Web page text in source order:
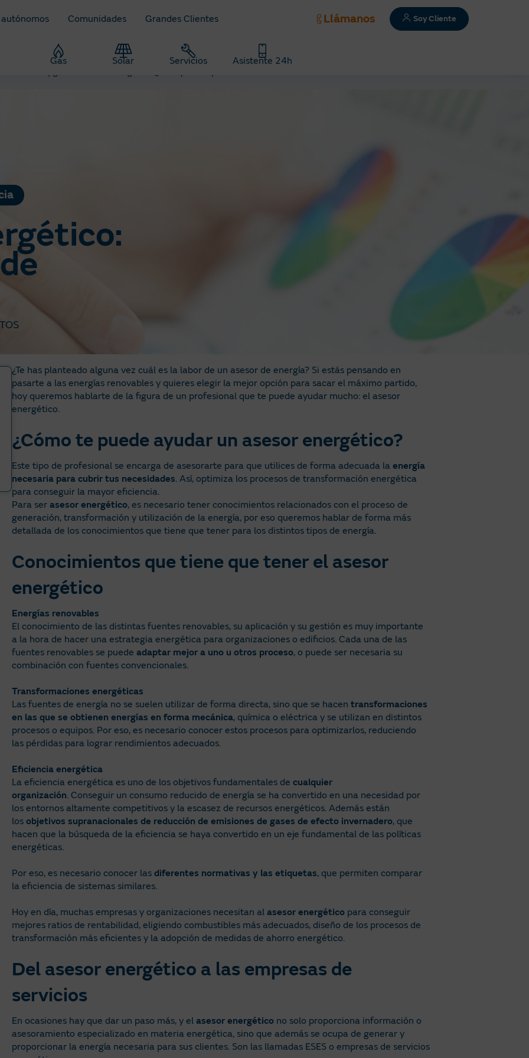
Comunidades Grandes Clientes Llámanos Soy Cliente
Gas Solar Servicios Asistente 24h
¿Te has planteado alguna vez cuál es la labor de un asesor de energía? Si estás pensando en
pasarte a las energías renovables y quieres elegir la mejor opción para sacar el máximo partido,
hoy queremos hablarte de la figura de un profesional que te puede ayudar mucho: el asesor
energético.
¿Cómo te puede ayudar un asesor energético?
Este tipo de profesional se encarga de asesorarte para que utilices de forma adecuada la energía
necesaria para cubrir tus necesidades. Así, optimiza los procesos de transformación energética
para conseguir la mayor eficiencia.
Para ser asesor energético, es necesario tener conocimientos relacionados con el proceso de
generación, transformación y utilización de la energía, por eso queremos hablar de forma más
detallada de los conocimientos que tiene que tener para los distintos tipos de energía.
Conocimientos que tiene que tener el asesor
energético
Energías renovables
El conocimiento de las distintas fuentes renovables, su aplicación y su gestión es muy importante
a la hora de hacer una estrategia energética para organizaciones o edificios. Cada una de las
fuentes renovables se puede adaptar mejor a uno u otros proceso, o puede ser necesaria su
combinación con fuentes convencionales.
Transformaciones energéticas
Las fuentes de energía no se suelen utilizar de forma directa, sino que se hacen transformaciones
en las que se obtienen energías en forma mecánica, química o eléctrica y se utilizan en distintos
procesos o equipos. Por eso, es necesario conocer estos procesos para optimizarlos, reduciendo
las pérdidas para lograr rendimientos adecuados.
Eficiencia energética
La eficiencia energética es uno de los objetivos fundamentales de cualquier
organización. Conseguir un consumo reducido de energía se ha convertido en una necesidad por
los entornos altamente competitivos y la escasez de recursos energéticos. Además están
los objetivos supranacionales de reducción de emisiones de gases de efecto invernadero, que
hacen que la búsqueda de la eficiencia se haya convertido en un eje fundamental de las políticas
energéticas.
Por eso, es necesario conocer las diferentes normativas y las etiquetas, que permiten comparar
la eficiencia de sistemas similares.
Hoy en día, muchas empresas y organizaciones necesitan al asesor energético para conseguir
mejores ratios de rentabilidad, eligiendo combustibles más adecuados, diseño de los procesos de
transformación más eficientes y la adopción de medidas de ahorro energético.
Del asesor energético a las empresas de
servicios
En ocasiones hay que dar un paso más, y el asesor energético no solo proporciona información o
asesoramiento especializado en materia energética, sino que además se ocupa de generar y
proporcionar la energía necesaria para sus clientes. Son las llamadas ESES o empresas de servicios